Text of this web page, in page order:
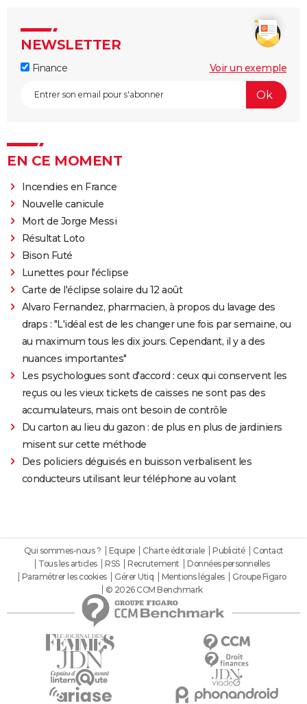
NEWSLETTER
Finance Voir un exemple
EN CE MOMENT
Incendies en France
Nouvelle canicule
Mort de Jorge Messi
Résultat Loto
Bison Futé
Lunettes pour l'éclipse
Carte de l'éclipse solaire du 12 août
Alvaro Fernandez, pharmacien, à propos du lavage des
draps : "L'idéal est de les changer une fois par semaine, ou
au maximum tous les dix jours. Cependant, il y a des
nuances importantes"
Les psychologues sont d'accord : ceux qui conservent les
reçus ou les vieux tickets de caisses ne sont pas des
accumulateurs, mais ont besoin de contrôle
Du carton au lieu du gazon : de plus en plus de jardiniers
misent sur cette méthode
Des policiers déguisés en buisson verbalisent les
conducteurs utilisant leur téléphone au volant
Qui sommes-nous ? Equipe Charte éditoriale Publicité
Contact
Tous les articles
RSS Recrutement
Données personnelles
Paramétrer les cookies
Gérer Utiq Mentions légales
Groupe Figaro
© 2026 CCM Benchmark